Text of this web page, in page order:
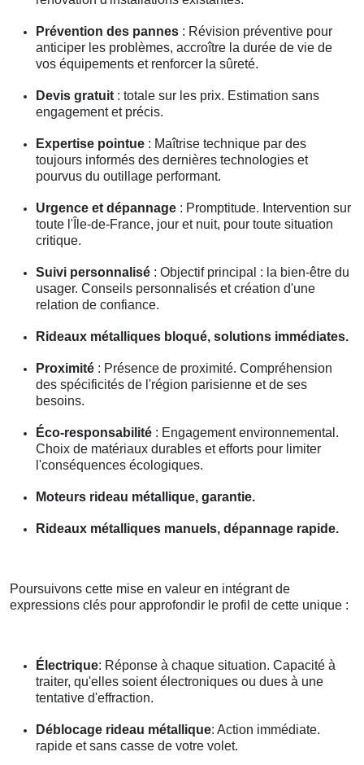
Prévention des pannes : Révision préventive pour
anticiper les problèmes, accroître la durée de vie de
vos équipements et renforcer la sûreté.
Devis gratuit : totale sur les prix. Estimation sans
engagement et précis.
Expertise pointue : Maîtrise technique par des
toujours informés des dernières technologies et
pourvus du outillage performant.
Urgence et dépannage : Promptitude. Intervention sur
toute l'Île-de-France, jour et nuit, pour toute situation
critique.
Suivi personnalisé : Objectif principal : la bien-être du
usager. Conseils personnalisés et création d'une
relation de confiance.
Rideaux métalliques bloqué, solutions immédiates.
Proximité : Présence de proximité. Compréhension
des spécificités de l'région parisienne et de ses
besoins.
Éco-responsabilité : Engagement environnemental.
Choix de matériaux durables et efforts pour limiter
l'conséquences écologiques.
Moteurs rideau métallique, garantie.
Rideaux métalliques manuels, dépannage rapide.
Poursuivons cette mise en valeur en intégrant de
expressions clés pour approfondir le profil de cette unique :
Électrique: Réponse à chaque situation. Capacité à
traiter, qu'elles soient électroniques ou dues à une
tentative d'effraction.
Déblocage rideau métallique: Action immédiate.
rapide et sans casse de votre volet.